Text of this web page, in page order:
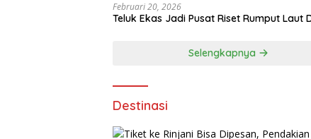
Februari 20, 2026
Teluk Ekas Jadi Pusat Riset Rumput Laut
Selengkapnya
Destinasi